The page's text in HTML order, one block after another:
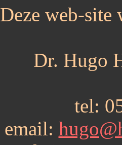
Deze web-
Dr. Hugo
tel:
email: